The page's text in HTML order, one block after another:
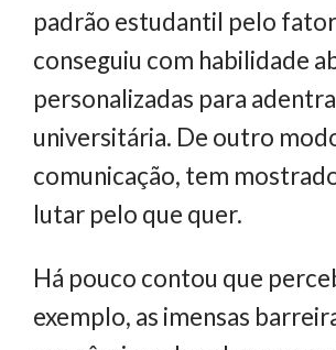
padrão estudantil pelo
conseguiu com habilidade
personalizadas para
universitária. De outro
comunicação, tem
lutar pelo que quer.
Há pouco contou que
exemplo, as imensas